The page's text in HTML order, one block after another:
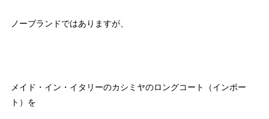
ノーブランドではありますが、
メイド・イン・イタリーのカシミヤのロングコート（インポー
ト）を